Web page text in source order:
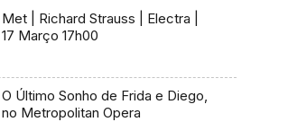
Met | Richard Strauss | Electra |
17 Março 17h00
O Último Sonho de Frida e Diego,
no Metropolitan Opera